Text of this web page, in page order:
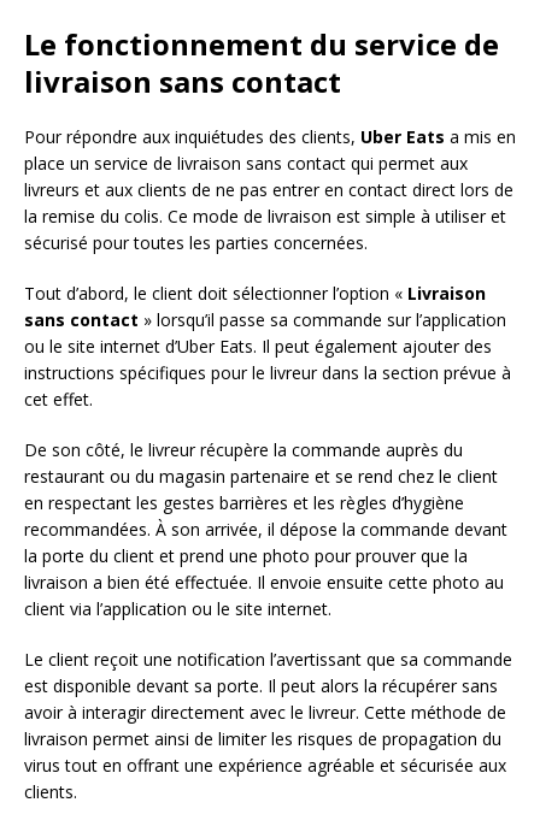
Le fonctionnement du service de
livraison sans contact
Pour répondre aux inquiétudes des clients, Uber Eats a mis en
place un service de livraison sans contact qui permet aux
livreurs et aux clients de ne pas entrer en contact direct lors de
la remise du colis. Ce mode de livraison est simple à utiliser et
sécurisé pour toutes les parties concernées.
Tout d’abord, le client doit sélectionner l’option « Livraison
sans contact » lorsqu’il passe sa commande sur l’application
ou le site internet d’Uber Eats. Il peut également ajouter des
instructions spécifiques pour le livreur dans la section prévue à
cet effet.
De son côté, le livreur récupère la commande auprès du
restaurant ou du magasin partenaire et se rend chez le client
en respectant les gestes barrières et les règles d’hygiène
recommandées. À son arrivée, il dépose la commande devant
la porte du client et prend une photo pour prouver que la
livraison a bien été effectuée. Il envoie ensuite cette photo au
client via l’application ou le site internet.
Le client reçoit une notification l’avertissant que sa commande
est disponible devant sa porte. Il peut alors la récupérer sans
avoir à interagir directement avec le livreur. Cette méthode de
livraison permet ainsi de limiter les risques de propagation du
virus tout en offrant une expérience agréable et sécurisée aux
clients.